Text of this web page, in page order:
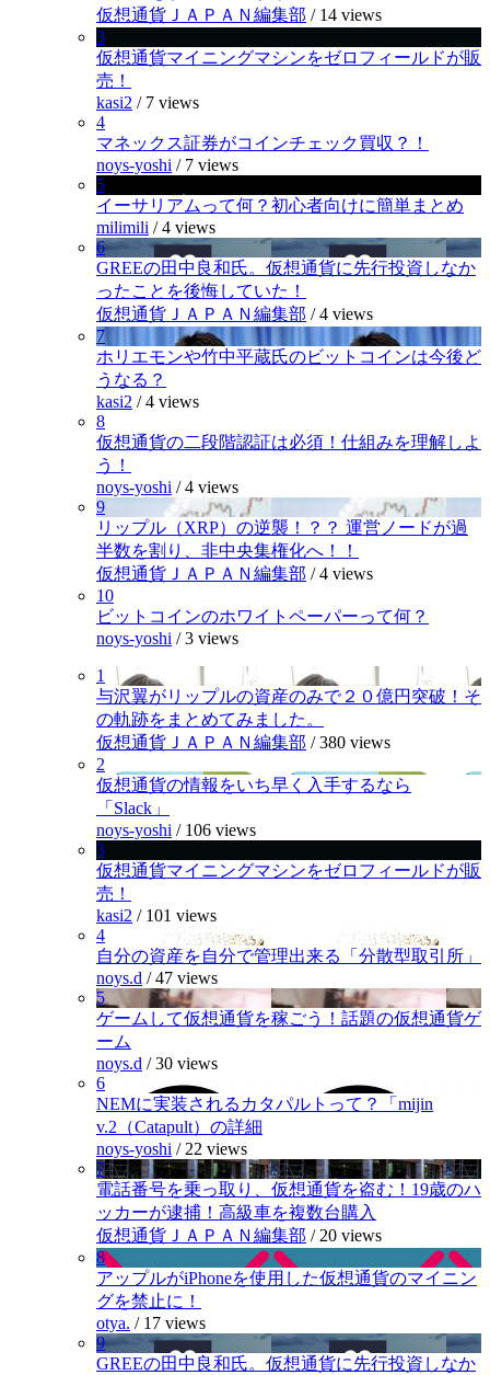
仮想通貨ＪＡＰＡＮ編集部 / 14 views
3
仮想通貨マイニングマシンをゼロフィールドが販
売！
kasi2 / 7 views
4
マネックス証券がコインチェック買収？！
noys-yoshi / 7 views
5
イーサリアムって何？初心者向けに簡単まとめ
milimili /4 views
6
GREEの田中良和氏。仮想通貨に先行投資しなか
ったことを後悔していた！
仮想通貨ＪＡＰＡＮ編集部 /4 views
7
ホリエモンや竹中平蔵氏のビットコインは今後ど
うなる？
kasi2 /4 views
8
仮想通貨の二段階認証は必須！仕組みを理解しよ
う！
noys-yoshi /4 views
9
リップル（XRP）の逆襲！？？ 運営ノードが過
半数を割り、非中央集権化へ！！
仮想通貨ＪＡＰＡＮ編集部 /4 views
10
ビットコインのホワイトペーパーって何？
noys-yoshi /3 views
1
与沢翼がリップルの資産のみで２０億円突破！そ
の軌跡をまとめてみました。
仮想通貨ＪＡＰＡＮ編集部 /380 views
2
仮想通貨の情報をいち早く入手するなら
「Slack」
noys-yoshi / 106 views
3
仮想通貨マイニングマシンをゼロフィールドが販
売！
kasi2 / 101 views
4
自分の資産を自分で管理出来る「分散型取引所」
noys.d /47 views
5
ゲームして仮想通貨を稼ごう！話題の仮想通貨ゲ
ーム
noys.d /30 views
6
NEMに実装されるカタパルトって？「mijin
v.2（Catapult）の詳細
noys-yoshi / 22 views
7
電話番号を乗っ取り、仮想通貨を盗む！19歳のハ
ッカーが逮捕！高級車を複数台購入
仮想通貨ＪＡＰＡＮ編集部 / 20 views
8
アップルがiPhoneを使用した仮想通貨のマイニン
グを禁止に！
otya. / 17 views
9
GREEの田中良和氏。仮想通貨に先行投資しなか